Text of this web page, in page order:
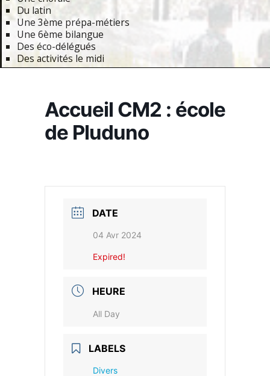
Du latin
Une 3ème prépa-métiers
Une 6ème bilangue
Des éco-délégués
Des activités le midi
Accueil CM2 : école
de Pluduno
DATE
04 Avr 2024
Expired!
HEURE
All Day
LABELS
Divers